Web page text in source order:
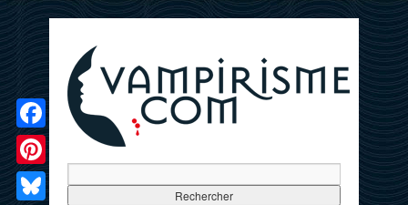
Facebook
Pinterest